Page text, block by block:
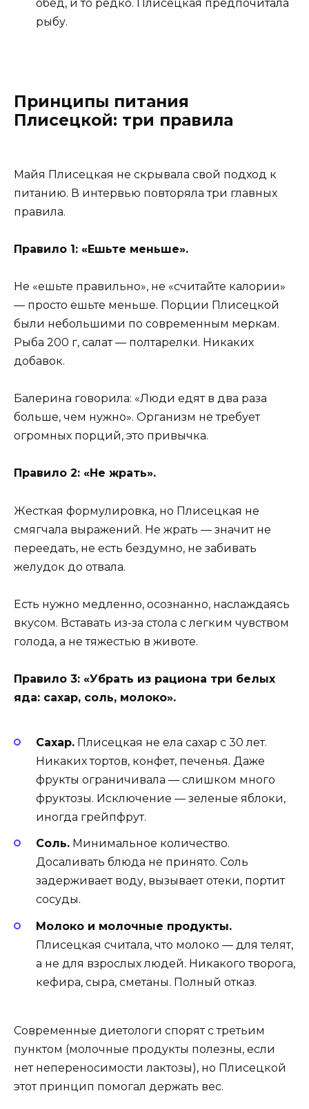
обед, и то редко. Плисецкая предпочитала
рыбу.
Принципы питания
Плисецкой: три правила
Майя Плисецкая не скрывала свой подход к
питанию. В интервью повторяла три главных
правила.
Правило 1: «Ешьте меньше».
Не «ешьте правильно», не «считайте калории»
— просто ешьте меньше. Порции Плисецкой
были небольшими по современным меркам.
Рыба 200 г, салат — полтарелки. Никаких
добавок.
Балерина говорила: «Люди едят в два раза
больше, чем нужно». Организм не требует
огромных порций, это привычка.
Правило 2: «Не жрать».
Жесткая формулировка, но Плисецкая не
смягчала выражений. Не жрать — значит не
переедать, не есть бездумно, не забивать
желудок до отвала.
Есть нужно медленно, осознанно, наслаждаясь
вкусом. Вставать из-за стола с легким чувством
голода, а не тяжестью в животе.
Правило 3: «Убрать из рациона три белых
яда: сахар, соль, молоко».
Сахар. Плисецкая не ела сахар с 30 лет.
Никаких тортов, конфет, печенья. Даже
фрукты ограничивала — слишком много
фруктозы. Исключение — зеленые яблоки,
иногда грейпфрут.
Соль. Минимальное количество.
Досаливать блюда не принято. Соль
задерживает воду, вызывает отеки, портит
сосуды.
Молоко и молочные продукты.
Плисецкая считала, что молоко — для телят,
а не для взрослых людей. Никакого творога,
кефира, сыра, сметаны. Полный отказ.
Современные диетологи спорят с третьим
пунктом (молочные продукты полезны, если
нет непереносимости лактозы), но Плисецкой
этот принцип помогал держать вес.